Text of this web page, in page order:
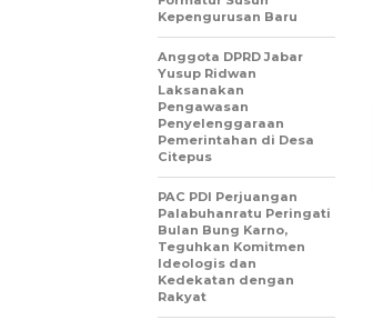
Kepengurusan Baru
Anggota DPRD Jabar
Yusup Ridwan
Laksanakan
Pengawasan
Penyelenggaraan
Pemerintahan di Desa
Citepus
PAC PDI Perjuangan
Palabuhanratu Peringati
Bulan Bung Karno,
Teguhkan Komitmen
Ideologis dan
Kedekatan dengan
Rakyat